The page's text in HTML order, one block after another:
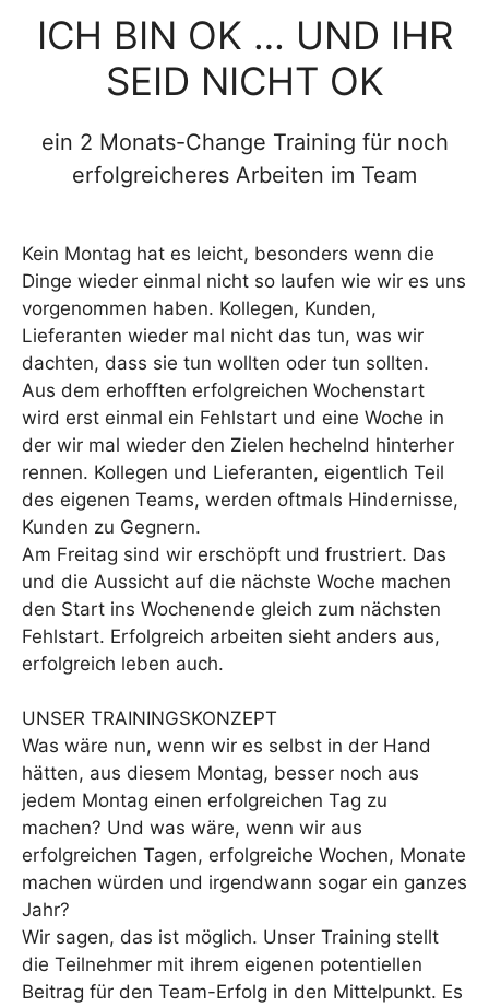
ICH BIN OK … UND IHR
SEID NICHT OK
ein 2 Monats-Change Training für noch
erfolgreicheres Arbeiten im Team
Kein Montag hat es leicht, besonders wenn die
Dinge wieder einmal nicht so laufen wie wir es uns
vorgenommen haben. Kollegen, Kunden,
Lieferanten wieder mal nicht das tun, was wir
dachten, dass sie tun wollten oder tun sollten.
Aus dem erhofften erfolgreichen Wochenstart
wird erst einmal ein Fehlstart und eine Woche in
der wir mal wieder den Zielen hechelnd hinterher
rennen. Kollegen und Lieferanten, eigentlich Teil
des eigenen Teams, werden oftmals Hindernisse,
Kunden zu Gegnern.
Am Freitag sind wir erschöpft und frustriert. Das
und die Aussicht auf die nächste Woche machen
den Start ins Wochenende gleich zum nächsten
Fehlstart. Erfolgreich arbeiten sieht anders aus,
erfolgreich leben auch.
UNSER TRAININGSKONZEPT
Was wäre nun, wenn wir es selbst in der Hand
hätten, aus diesem Montag, besser noch aus
jedem Montag einen erfolgreichen Tag zu
machen? Und was wäre, wenn wir aus
erfolgreichen Tagen, erfolgreiche Wochen, Monate
machen würden und irgendwann sogar ein ganzes
Jahr?
Wir sagen, das ist möglich. Unser Training stellt
die Teilnehmer mit ihrem eigenen potentiellen
Beitrag für den Team-Erfolg in den Mittelpunkt. Es